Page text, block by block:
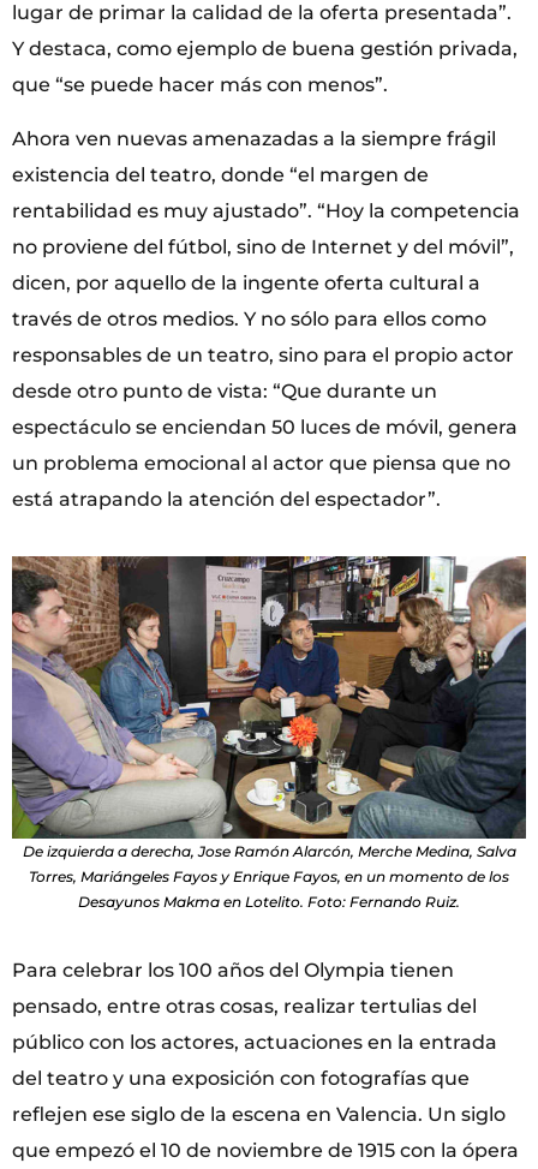
lugar de primar la calidad de la oferta presentada”.
Y destaca, como ejemplo de buena gestión privada,
que “se puede hacer más con menos”.
Ahora ven nuevas amenazadas a la siempre frágil
existencia del teatro, donde “el margen de
rentabilidad es muy ajustado”. “Hoy la competencia
no proviene del fútbol, sino de Internet y del móvil”,
dicen, por aquello de la ingente oferta cultural a
través de otros medios. Y no sólo para ellos como
responsables de un teatro, sino para el propio actor
desde otro punto de vista: “Que durante un
espectáculo se enciendan 50 luces de móvil, genera
un problema emocional al actor que piensa que no
está atrapando la atención del espectador”.
De izquierda a derecha, Jose Ramón Alarcón, Merche Medina, Salva
Torres, Mariángeles Fayos y Enrique Fayos, en un momento de los
Desayunos Makma en Lotelito. Foto: Fernando Ruiz.
Para celebrar los 100 años del Olympia tienen
pensado, entre otras cosas, realizar tertulias del
público con los actores, actuaciones en la entrada
del teatro y una exposición con fotografías que
reflejen ese siglo de la escena en Valencia. Un siglo
que empezó el 10 de noviembre de 1915 con la ópera